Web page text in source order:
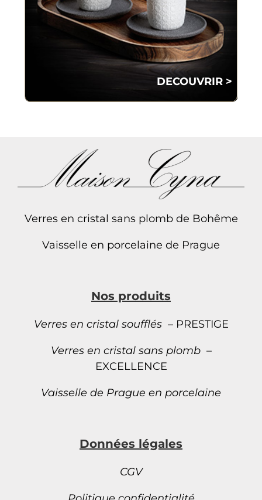
DECOUVRIR >
Verres en cristal sans plomb de Bohême
Vaisselle en porcelaine de Prague
Nos produits
Verres en cristal soufflés– PRESTIGE
Verres en cristal sans plomb–
EXCELLENCE
Vaisselle de Prague en porcelaine
Données légales
CGV